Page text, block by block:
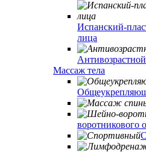
Испанский-
лица
Массаж тела
воротникового